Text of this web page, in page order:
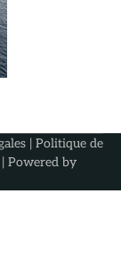
| Politique de
| Powered by